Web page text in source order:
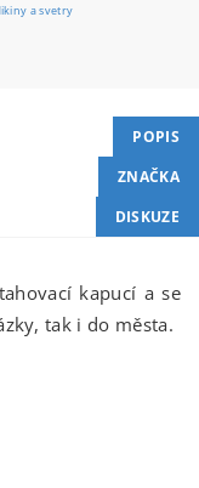
a svetry
POPIS
ZNAČKA
DISKUZE
kapucí a se
tak i do města.